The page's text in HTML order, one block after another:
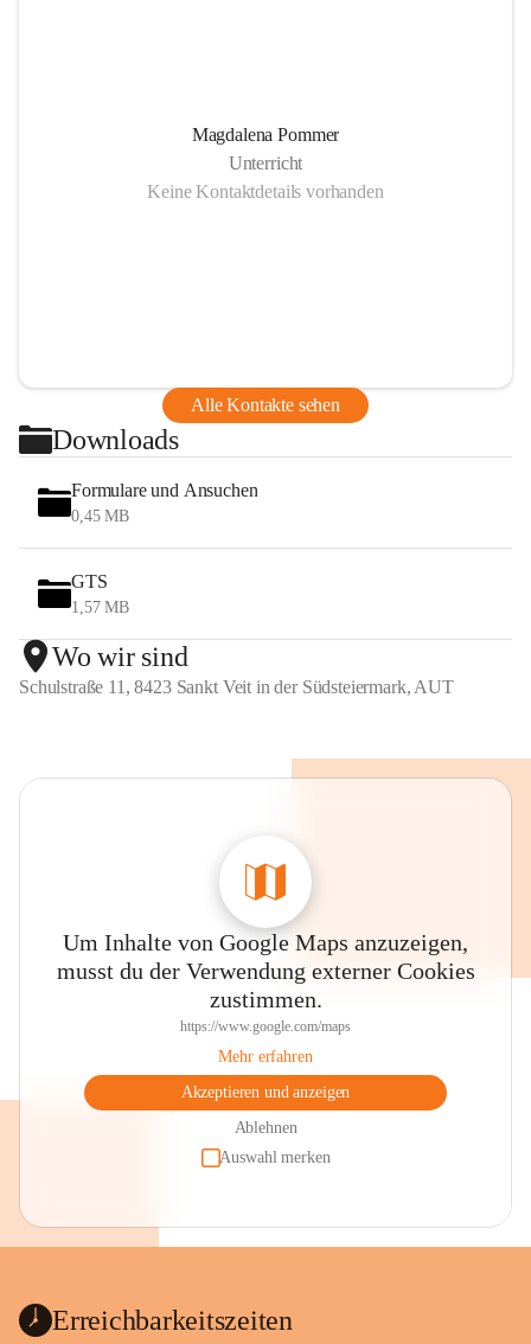
Magdalena Pommer
Unterricht
Keine Kontaktdetails vorhanden
Alle Kontakte sehen
Downloads
Formulare und Ansuchen
0,45 MB
GTS
1,57 MB
Wo wir sind
Schulstraße 11, 8423 Sankt Veit in der Südsteiermark, AUT
Um Inhalte von Google Maps anzuzeigen,
musst du der Verwendung externer Cookies
zustimmen.
https://www.google.com/maps
Mehr erfahren
Akzeptieren und anzeigen
Ablehnen
Auswahl merken
Erreichbarkeitszeiten